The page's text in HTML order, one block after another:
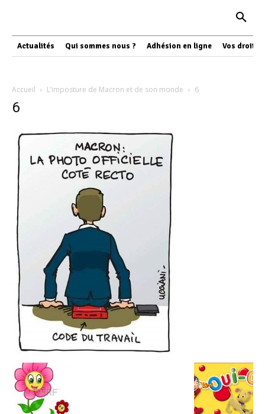
Actualités Qui sommes nous ? Adhésion en ligne Vos droits
Accueil L’imposture de Macron et de son monde 6
6